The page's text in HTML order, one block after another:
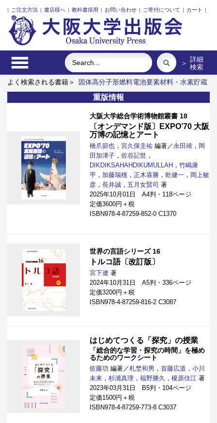
| ご注文方法 | 書店様へ | 教科書採用 | お問い合わせ | ご寄付について | カート |
＞ 詳細
検索
よく検索される書籍＞
固体高分子形燃料電池要素材料・水素貯蔵
材料の知的設計
食べる 明治・大正・昭和の細菌学者たち
レ
ーザーとプラズマと粒子ビーム
ポンプの流体力学
近代日本に
重版情報
大阪大学総合学術博物館叢書 18
〔オンデマンド版〕EXPO’70 大阪
万博の記憶とアート
橋爪節也 ， 宮久保圭祐 編著／永田靖 ， 岡
田加津子 ， 佐谷記世 ，
DIKDIKSAHAHDIKUMULLAH ， 竹嶋康
平 ， 加藤瑞穂 ， 正木喜勝 ， 乾健一 ， 岡上敏
彦 ， 長井誠 ， 五月女賢司 著
2025年10月01日 A4判・118ページ
定価3600円＋税
ISBN978-4-87259-852-0 C1370
世界の言語シリーズ 16
トルコ語〔改訂版〕
宮下遼 著
2024年10月31日 A5判・336ページ
定価3200円＋税
ISBN978-4-87259-816-2 C3087
はじめてつくる「探究」の授業
「総合的な学習・探究の時間」を極め
るためのワークシート
佐藤功 編著／札埜和男 ， 首藤広道 ， 小川
未来 ， 杉浦真理 ， 福野勝久 ， 榎原佳江 著
2023年03月31日 B5判・104ページ
定価1500円＋税
ISBN978-4-87259-773-8 C3037